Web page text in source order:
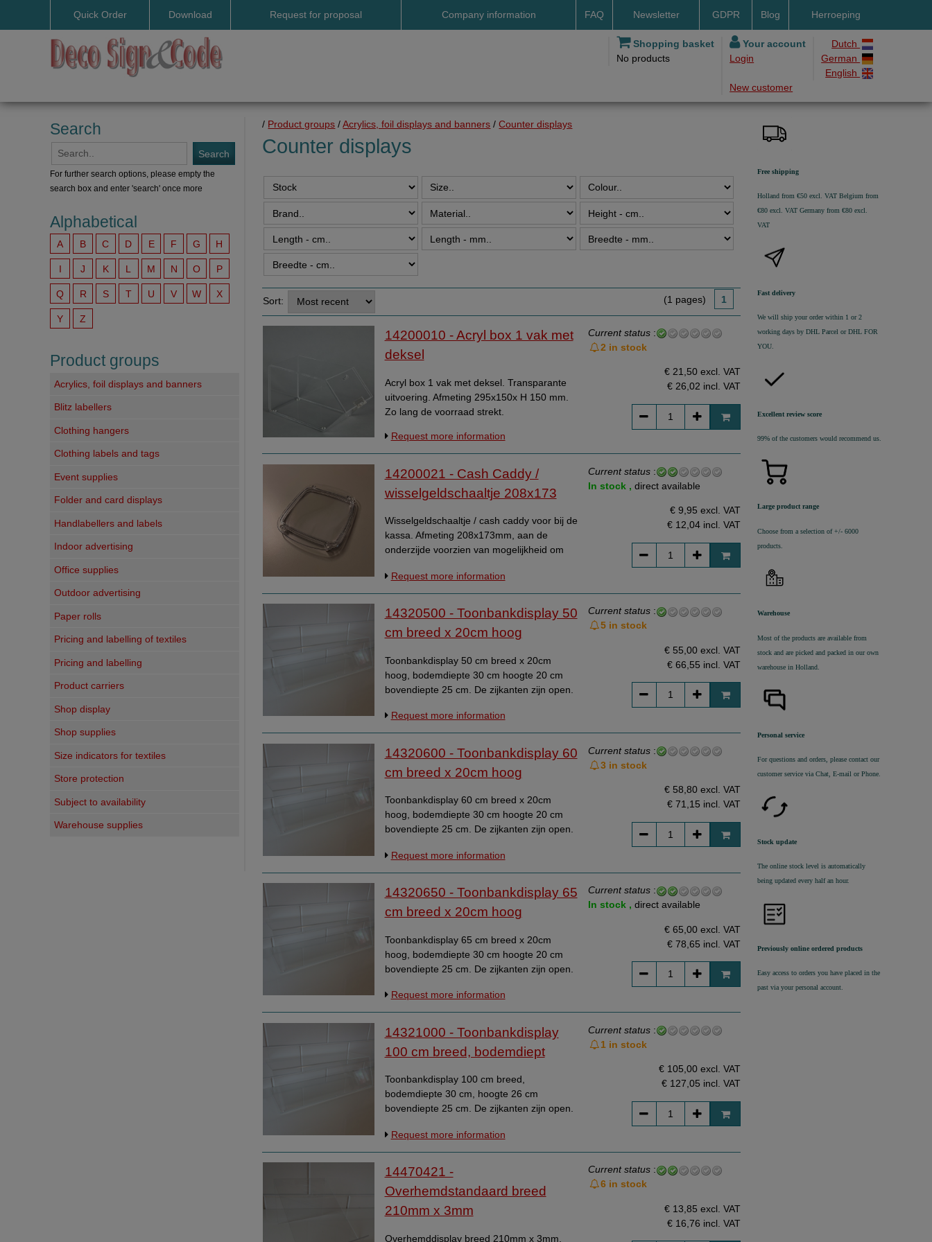
Quick Order Download
User manuals
Request for proposal Company information
Pictures
Neutral website
Opening hours
Stock
WhatsApp
FAQ
Payment methods
Delivery by DHL
Newsletter GDPR Blog Herroeping
Shopping basket
No products
Your account
Login
New customer
Dutch
German
English
Search
For further search options, please empty the
search box and enter 'search' once more
Alphabetical
A B C D E F G H
I J K L M N O P
Q R S T U V W X
Y Z
Product groups
Acrylics, foil displays and banners
Blitz labellers
Clothing hangers
Clothing labels and tags
Event supplies
Folder and card displays
Handlabellers and labels
Indoor advertising
Office supplies
Outdoor advertising
Paper rolls
Pricing and labelling of textiles
Pricing and labelling
Product carriers
Shop display
Shop supplies
Size indicators for textiles
Store protection
Subject to availability
Warehouse supplies
/ Product groups /Acrylics, foil displays and banners /Counter displays
Counter displays
Sort: (1 pages) 1
14200010 - Acryl box 1 vak met
deksel
Acryl box 1 vak met deksel. Transparante
uitvoering. Afmeting 295x150x H 150 mm.
Zo lang de voorraad strekt.
Request more information
Current status:
2 in stock
€ 21,50 excl. VAT
€ 26,02 incl. VAT
14200021 - Cash Caddy /
wisselgeldschaaltje 208x173
Wisselgeldschaaltje / cash caddy voor bij de
kassa. Afmeting 208x173mm, aan de
onderzijde voorzien van mogelijkheid om
Request more information
Current status:
In stock , direct available
€ 9,95 excl. VAT
€ 12,04incl. VAT
14320500 - Toonbankdisplay 50
cm breed x 20cm hoog
Toonbankdisplay 50 cm breed x 20cm
hoog, bodemdiepte 30 cm hoogte 20 cm
bovendiepte 25 cm. De zijkanten zijn open.
4mm. Geschikt om eetbare artikelen beter
beschermd onder te zetten. Artikel is aan 3
zijden open, heeft daardoor geen
ondersteuning. Zakt door gewicht iets door.
Niet geschikt om iets boven op te zetten.
Request more information
Current status:
5 in stock
€ 55,00 excl. VAT
€ 66,55 incl. VAT
14320600 - Toonbankdisplay 60
cm breed x 20cm hoog
Toonbankdisplay 60 cm breed x 20cm
hoog, bodemdiepte 30 cm hoogte 20 cm
bovendiepte 25 cm. De zijkanten zijn open.
4mm. Geschikt om eetbare artikelen beter
beschermd onder te zetten. Artikel is aan 3
zijden open, heeft daardoor geen
ondersteuning. Zakt door gewicht iets door.
Niet geschikt om iets boven op te zetten.
Request more information
Current status:
3 in stock
€ 58,80 excl. VAT
€ 71,15 incl. VAT
14320650 - Toonbankdisplay 65
cm breed x 20cm hoog
Toonbankdisplay 65 cm breed x 20cm
hoog, bodemdiepte 30 cm hoogte 20 cm
bovendiepte 25 cm. De zijkanten zijn open.
4mm. Geschikt om eetbare artikelen beter
beschermd onder te zetten. Artikel is aan 3
zijden open, heeft daardoor geen
ondersteuning. Zakt door gewicht iets door.
Niet geschikt om iets boven op te zetten.
Request more information
Current status:
In stock , direct available
€ 65,00 excl. VAT
€ 78,65 incl. VAT
14321000 - Toonbankdisplay
100 cm breed, bodemdiept
Toonbankdisplay 100 cm breed,
bodemdiepte 30 cm, hoogte 26 cm
bovendiepte 25 cm. De zijkanten zijn open.
6mm. Geschikt om eetbare artikelen beter
beschermd onder te zetten. Artikel is aan 3
zijden open, heeft daardoor geen
ondersteuning. Zakt door gewicht iets door.
Niet geschikt om iets boven op te zetten. Zo
lang de voorraad strekt. (te moeilijk om in te
Request more information
Current status:
1 in stock
€ 105,00 excl. VAT
€ 127,05 incl. VAT
14470421 -
Overhemdstandaard breed
210mm x 3mm
Overhemddisplay breed 210mm x 3mm,
Current status:
6 in stock
€ 13,85 excl. VAT
€ 16,76 incl. VAT
Free shipping
Holland from €50 excl. VAT Belgium from
€80 excl. VAT Germany from €80 excl.
VAT
Fast delivery
We will ship your order within 1 or 2
working days by DHL Parcel or DHL FOR
YOU.
Excellent review score
99% of the customers would recommend us.
Large product range
Choose from a selection of +/- 6000
products.
Warehouse
Most of the products are available from
stock and are picked and packed in our own
warehouse in Holland.
Personal service
For questions and orders, please contact our
customer service via Chat, E-mail or Phone.
Stock update
The online stock level is automatically
being updated every half an hour.
Previously online ordered products
Easy access to orders you have placed in the
past via your personal account.